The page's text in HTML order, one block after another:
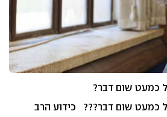
כמעט שום דבר?
כמעט שום דבר??? כידוע הרב